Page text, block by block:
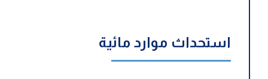
استحداث موارد مائية